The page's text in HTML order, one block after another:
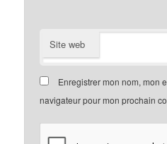
Site web
Enregistrer mon nom, mon
navigateur pour mon prochain